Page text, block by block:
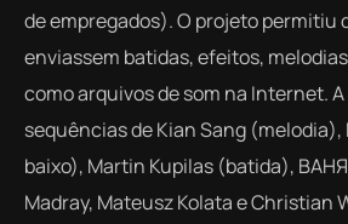
de empregados). O projeto permitiu
enviassem batidas, efeitos,
como arquivos de som na Internet.
sequências de Kian Sang
baixo), Martin Kupilas (batida),
Madray, Mateusz Kolata e Christian